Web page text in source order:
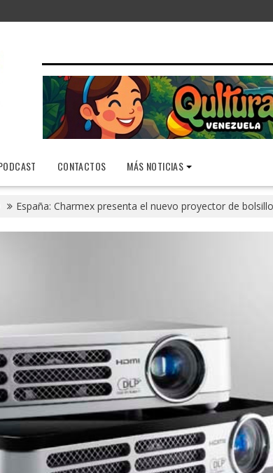
CONTACTOS MÁS NOTICIAS
España: Charmex presenta el nuevo proyector de